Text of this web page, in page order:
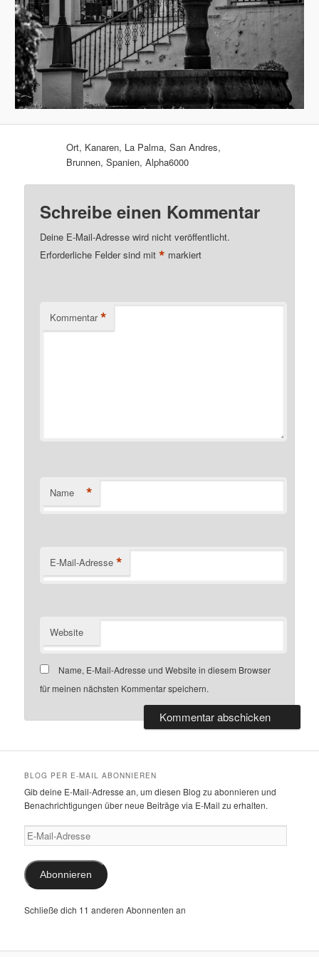
Ort, Kanaren, La Palma, San Andres,
Brunnen, Spanien, Alpha6000
Schreibe einen Kommentar
Deine E-Mail-Adresse wird nicht veröffentlicht.
Erforderliche Felder sind mit* markiert
Kommentar *
Name *
E-Mail-Adresse *
Website
Name, E-Mail-Adresse und Website in diesem Browser
für meinen nächsten Kommentar speichern.
BLOG PER E-MAIL ABONNIEREN
Gib deine E-Mail-Adresse an, um diesen Blog zu abonnieren und
Benachrichtigungen über neue Beiträge via E-Mail zu erhalten.
E-
Mail-
Adresse
Abonnieren
Schließe dich 11 anderen Abonnenten an